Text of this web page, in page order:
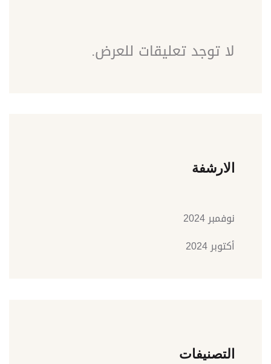
لا توجد تعليقات للعرض.
الارشفة
نوفمبر 2024
أكتوبر 2024
التصنيفات